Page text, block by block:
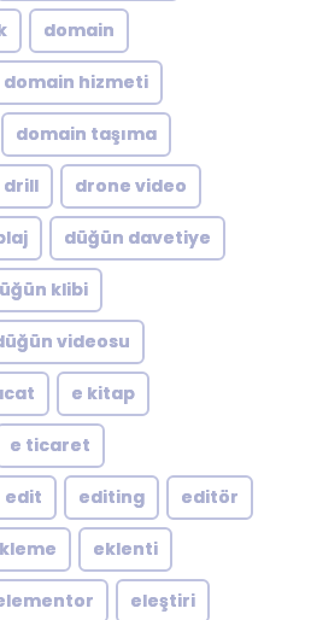
domain
domain hizmeti
domain taşıma
drill drone video
düğün davetiye
klibi
videosu
e kitap
e ticaret
edit editing editör
eklenti
eleştiri